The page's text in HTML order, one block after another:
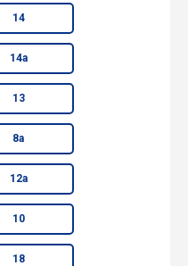
14
14а
13
8а
12а
10
18